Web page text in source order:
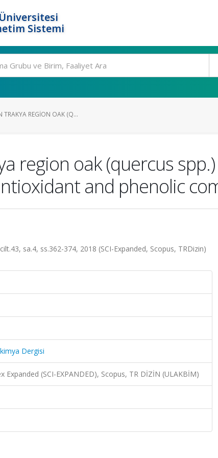
Sistemi
TRAKYA REGION OAK (Q...
region oak (quercus
and phenolic
sa.4, ss.362-374, 2018 (SCI-Expanded, Scopus, TRDizin)
Dergisi
Expanded (SCI-EXPANDED), Scopus, TR DİZİN (ULAKBİM)